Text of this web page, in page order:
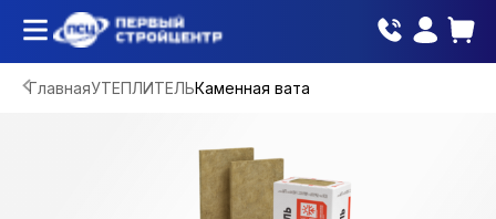
ГлавнаяУТЕПЛИТЕЛЬКаменная вата